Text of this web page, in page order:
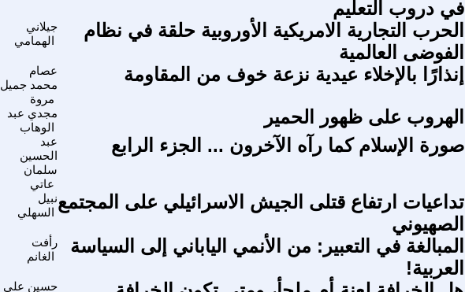
في دروب التعليم
جيلاني
الهمامي
الحرب التجارية الامريكية الأوروبية حلقة في نظام
الفوضى العالمية
عصام
محمد جميل
مروة
إنذارًا بالإخلاء عيدية نزعة خوف من المقاومة
مجدي عبد
الوهاب
الهروب على ظهور الحمير
عبد
الحسين
سلمان
عاتي
صورة الإسلام كما رآه الآخرون ... الجزء الرابع
نبيل
السهلي تداعيات ارتفاع قتلى الجيش الاسرائيلي على المجتمع
الصهيوني
رأفت
الغانم
المبالغة في التعبير: من الأنمي الياباني إلى السياسة
العربية!
حسين علي